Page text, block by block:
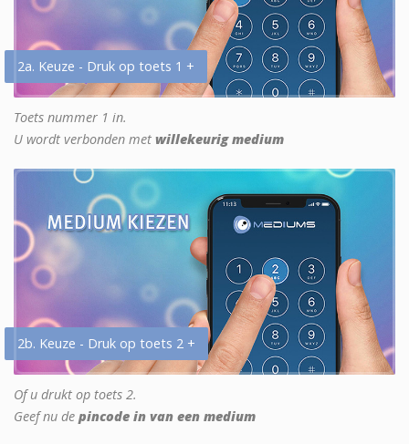
2a. Keuze - Druk op toets 1 +
Toets nummer 1 in.
U wordt verbonden met willekeurig medium
2b. Keuze - Druk op toets 2 +
Of u drukt op toets 2.
Geef nu de pincode in van een medium